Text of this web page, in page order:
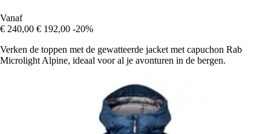
Vanaf
€ 240,00 € 192,00 -20%
Verken de toppen met de gewatteerde jacket met capuchon Rab
Microlight Alpine, ideaal voor al je avonturen in de bergen.